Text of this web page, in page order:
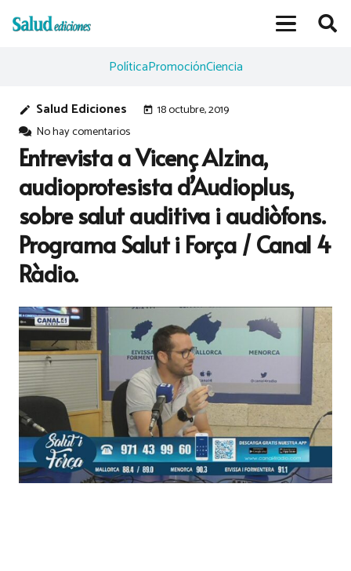
PolíticaPromociónCiencia
edit Salud Ediciones today 18 octubre, 2019
No hay comentarios
Entrevista a Vicenç Alzina,
audioprotesista d’Audioplus,
sobre salut auditiva i audiòfons.
Programa Salut i Força / Canal 4
Ràdio.